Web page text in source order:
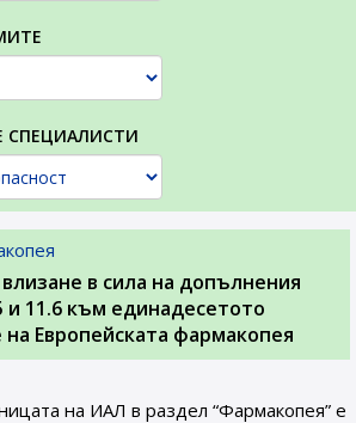
СПЕЦИАЛИСТИ
в сила на допълнения
и 11.6 към единадесетото
на Европейската фармакопея
на ИАЛ в раздел “Фармакопея” е